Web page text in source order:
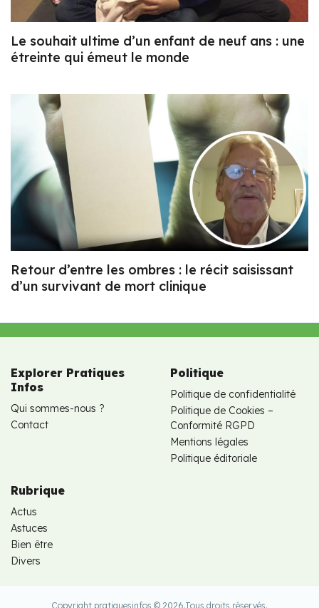
Le souhait ultime d’un enfant de neuf ans : une
étreinte qui émeut le monde
Retour d’entre les ombres : le récit saisissant
d’un survivant de mort clinique
Explorer Pratiques
Infos
Qui sommes-nous ?
Contact
Politique
Politique de confidentialité
Politique de Cookies –
Conformité RGPD
Mentions légales
Politique éditoriale
Rubrique
Actus
Astuces
Bien être
Divers
Copyright pratiquesinfos © 2026.Tous droits réservés.